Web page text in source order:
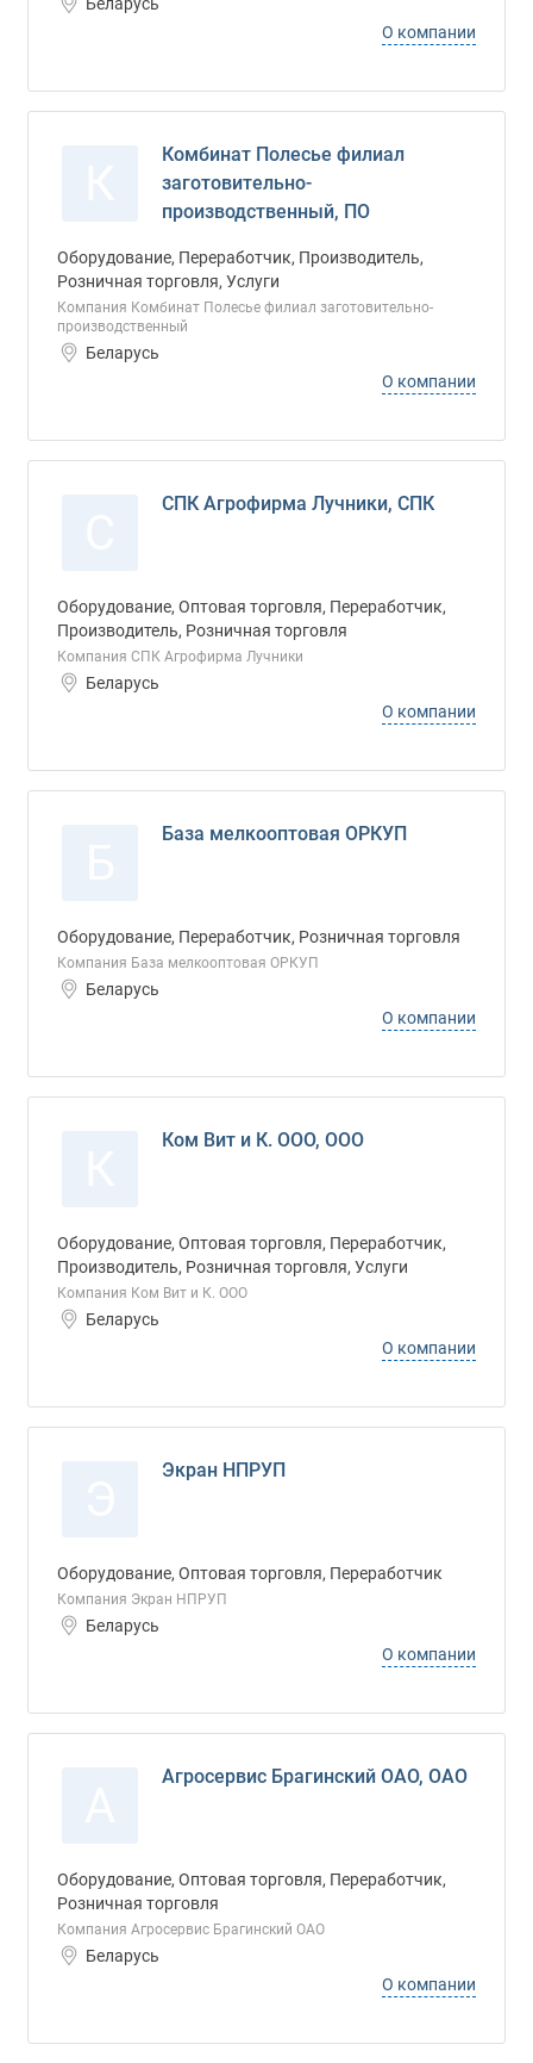
О компании
Комбинат Полесье филиал
заготовительно-
производственный, ПО
Оборудование, Переработчик, Производитель,
Розничная торговля, Услуги
Компания Комбинат Полесье филиал заготовительно-
производственный
Беларусь
О компании
СПК Агрофирма Лучники, СПК
Оборудование, Оптовая торговля, Переработчик,
Производитель, Розничная торговля
Компания СПК Агрофирма Лучники
Беларусь
О компании
База мелкооптовая ОРКУП
Оборудование, Переработчик, Розничная торговля
Компания База мелкооптовая ОРКУП
Беларусь
О компании
Ком Вит и К. ООО, ООО
Оборудование, Оптовая торговля, Переработчик,
Производитель, Розничная торговля, Услуги
Компания Ком Вит и К. ООО
Беларусь
О компании
Экран НПРУП
Оборудование, Оптовая торговля, Переработчик
Компания Экран НПРУП
Беларусь
О компании
Агросервис Брагинский ОАО, ОАО
Оборудование, Оптовая торговля, Переработчик,
Розничная торговля
Компания Агросервис Брагинский ОАО
Беларусь
О компании